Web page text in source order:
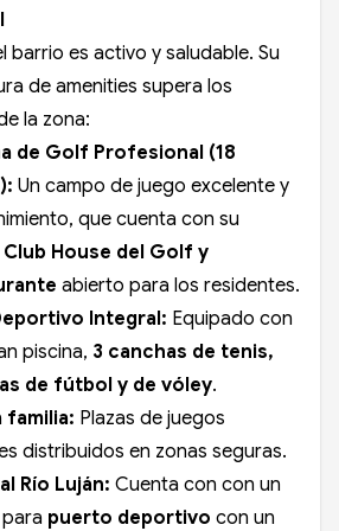
barrio es activo y saludable. Su
de amenities supera los
la zona:
de Golf Profesional (18
Un campo de juego excelente y
que cuenta con su
Club House del Golf y
abierto para los residentes.
Integral: Equipado con
piscina, 3 canchas de tenis,
de fútbol y de vóley.
familia: Plazas de juegos
distribuidos en zonas seguras.
Río Luján: Cuenta con con un
puerto deportivo con un